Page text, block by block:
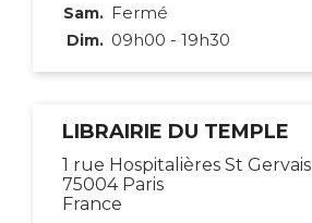
Sam. Fermé
Dim. 09h00 - 19h30
LIBRAIRIE DU TEMPLE
1 rue Hospitalières St Gervais
75004 Paris
France